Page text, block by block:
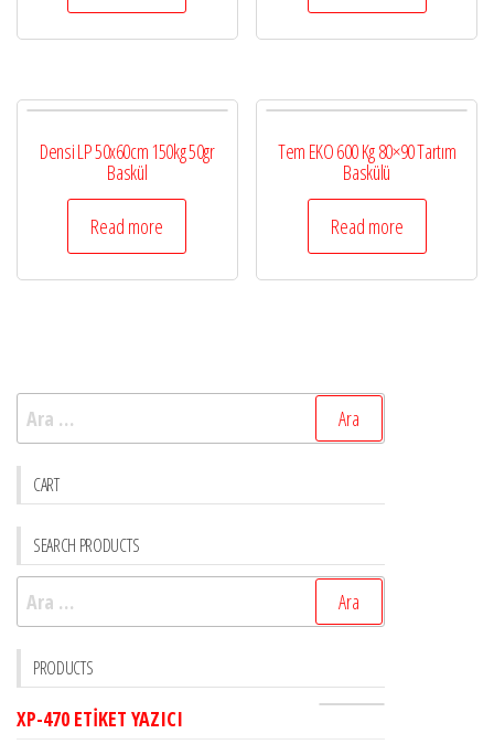
Densi LP 50x60cm 150kg 50gr
Baskül
Read more
Tem EKO 600 Kg 80×90 Tartım
Baskülü
Read more
Arama:
CART
SEARCH PRODUCTS
Arama:
PRODUCTS
XP-470 ETİKET YAZICI